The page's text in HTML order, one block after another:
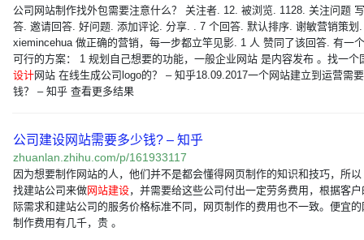
公司网站制作找外包需要注意什么？ 关注者. 12. 被浏览. 1128. 关注问题
答. 邀请回答. 好问题. 添加评论. 分享. . 7 个回答. 默认排序. 谢敏营销策划
xiemincehua 做正确的营销，每一步都立竿见影. 1 人 赞同了该回答. 有一
可行的方案： 1 规划自己想要的功能，一般企业网站 是内容发布 。找一个
设计网站 在线生成公司logo的？ – 知乎18.09.2017一个网站建立到运营需
钱？ – 知乎 查看更多结果
公司建设网站需要多少钱? – 知乎
zhuanlan.zhihu.com/p/161933117
因为想要制作网站的人，他们并不是都会懂得网页制作的知识和技巧，所
找建站公司来做网站建设，并需要给这些公司付出一定劳务费用，根据客户
际需求和建站公司的服务价格标准不同，网页制作的费用也不一致。便宜的
制作费用有几千，贵 。